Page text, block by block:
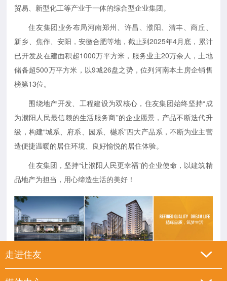
贸易、新型化工等产业于一体的综合型企业集团。
住友集团业务布局河南郑州、许昌、濮阳、清丰、商丘、
新乡、焦作、安阳，安徽合肥等地，截止到2025年4月底，累计
已开发及在建面积超1000万平方米，服务业主20万余人，土地
储备超500万平方米，以9城26盘之势，位列河南本土房企销售
榜第13位。
围绕地产开发、工程建设为双核心，住友集团始终坚持“成
为濮阳人民最信赖的生活服务商”的企业愿景，产品不断迭代升
级，构建“城系、府系、园系、樾系”四大产品系，不断为业主营
造便捷温暖的居住环境、良好愉悦的居住体验。
住友集团，坚持“让濮阳人民更幸福”的企业使命，以建筑精
品地产为担当，用心缔造生活的美好！
走进住友